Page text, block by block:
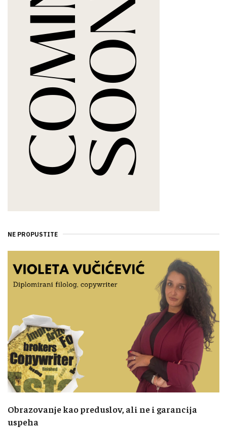
NE PROPUSTITE
Obrazovanje kao preduslov, ali ne i garancija
uspeha